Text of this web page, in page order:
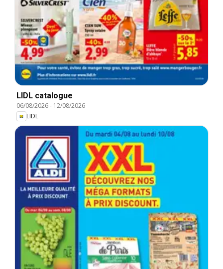
LIDL catalogue
06/08/2026- 12/08/2026
LIDL